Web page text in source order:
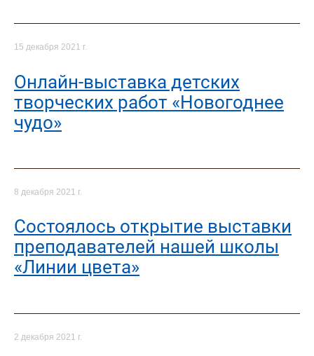
15 декабря 2021 г.
Онлайн-выставка детских
творческих работ «Новогоднее
чудо»
8 декабря 2021 г.
Cостоялось открытие выставки
преподавателей нашей школы
«Линии цвета»
2 декабря 2021 г.